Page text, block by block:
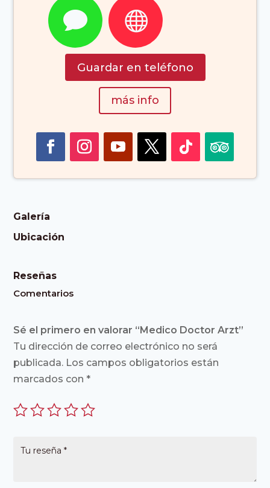
 
Guardar en teléfono
más info
Galería
Ubicación
Reseñas
Comentarios
Sé el primero en valorar “Medico Doctor Arzt”
Tu dirección de correo electrónico no será
publicada. Los campos obligatorios están
marcados con*